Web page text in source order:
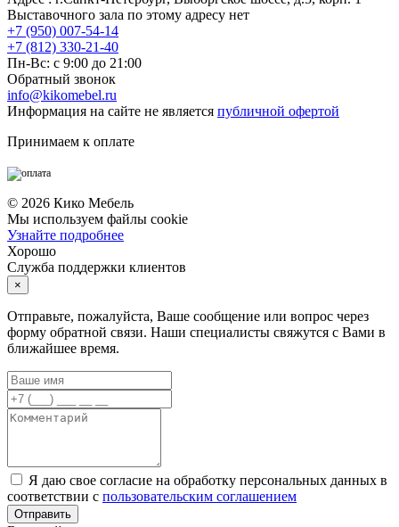
Выставочного зала по этому адресу нет
+7 (950) 007-54-14
+7 (812) 330-21-40
Пн-Вс: с 9:00 до 21:00
Обратный звонок
info@kikomebel.ru
Информация на сайте не является публичной офертой
Принимаем к оплате
© 2026 Кико Мебель
Мы используем файлы cookie
Узнайте подробнее
Хорошо
Служба поддержки клиентов
×
Отправьте, пожалуйста, Ваше сообщение или вопрос через
форму обратной связи. Наши специалисты свяжутся с Вами в
ближайшее время.
Я даю свое согласие на обработку персональных данных в
соответствии с пользовательским соглашением
Отправить